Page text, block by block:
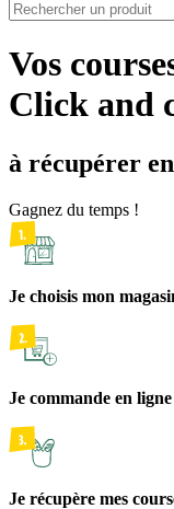
Vos
Click and
à récupérer
Gagnez du temps !
Je choisis mon
Je commande en ligne
Je récupère mes